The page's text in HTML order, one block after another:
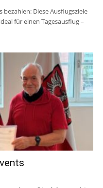
bezahlen: Diese Ausflugsziele
für einen Tagesausflug –